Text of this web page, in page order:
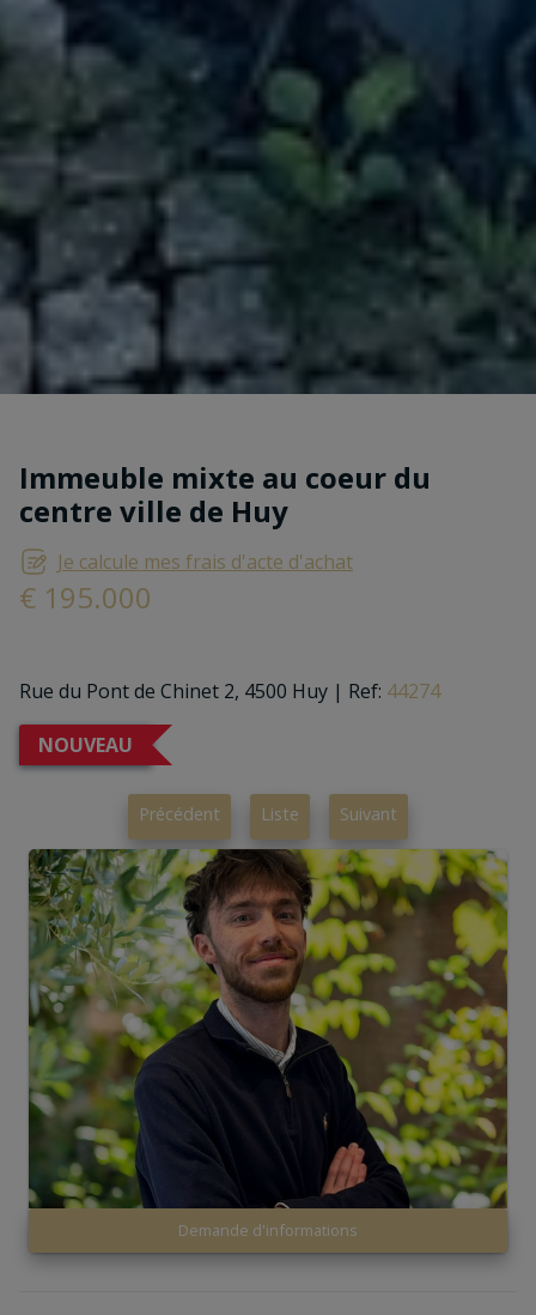
Immeuble mixte au coeur du
centre ville de Huy
Je calcule mes frais d'acte d'achat
€ 195.000
Rue du Pont de Chinet 2, 4500 Huy | Ref: 44274
NOUVEAU
Précédent Liste Suivant
Demande d'informations